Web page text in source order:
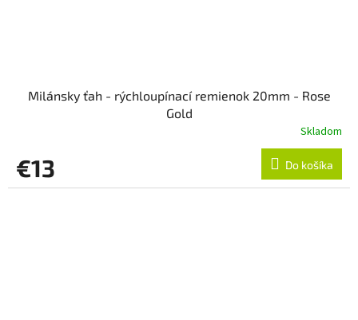
Milánsky ťah - rýchloupínací remienok 20mm - Rose
Gold
Skladom
€13 Do košíka